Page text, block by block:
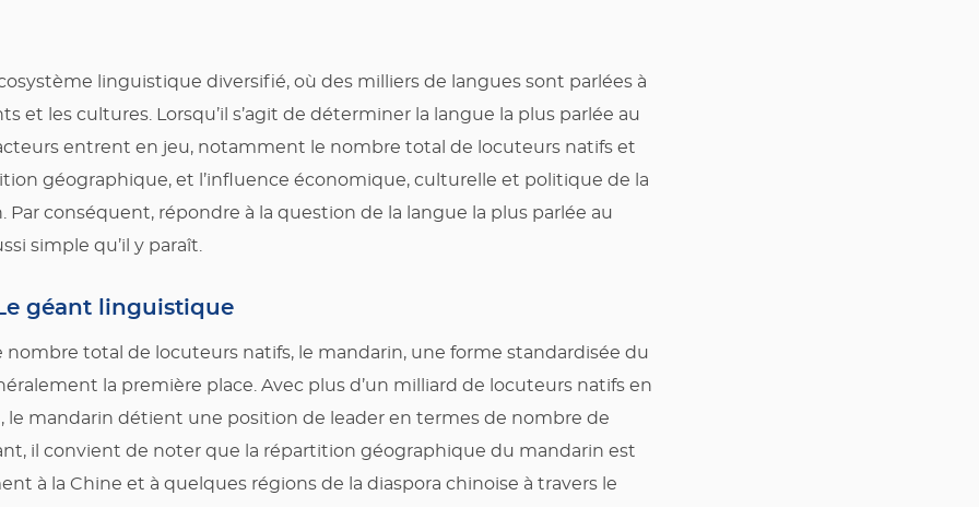
linguistique diversifié, où des milliers de langues sont parlées à
et les cultures. Lorsqu’il s’agit de déterminer la langue la plus parlée au
entrent en jeu, notamment le nombre total de locuteurs natifs et
géographique, et l’influence économique, culturelle et politique de la
Par conséquent, répondre à la question de la langue la plus parlée au
simple qu’il y paraît.
géant linguistique
nombre total de locuteurs natifs, le mandarin, une forme standardisée du
la première place. Avec plus d’un milliard de locuteurs natifs en
le mandarin détient une position de leader en termes de nombre de
il convient de noter que la répartition géographique du mandarin est
à la Chine et à quelques régions de la diaspora chinoise à travers le